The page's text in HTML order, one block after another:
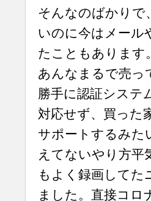
そんなのばかりで
いのに今はメー
たこともあります。
あんなまるで売っ
勝手に認証システ
対応せず、買った
サポートするみた
えてないやり方平
もよく録画してた
ました。直接コロ